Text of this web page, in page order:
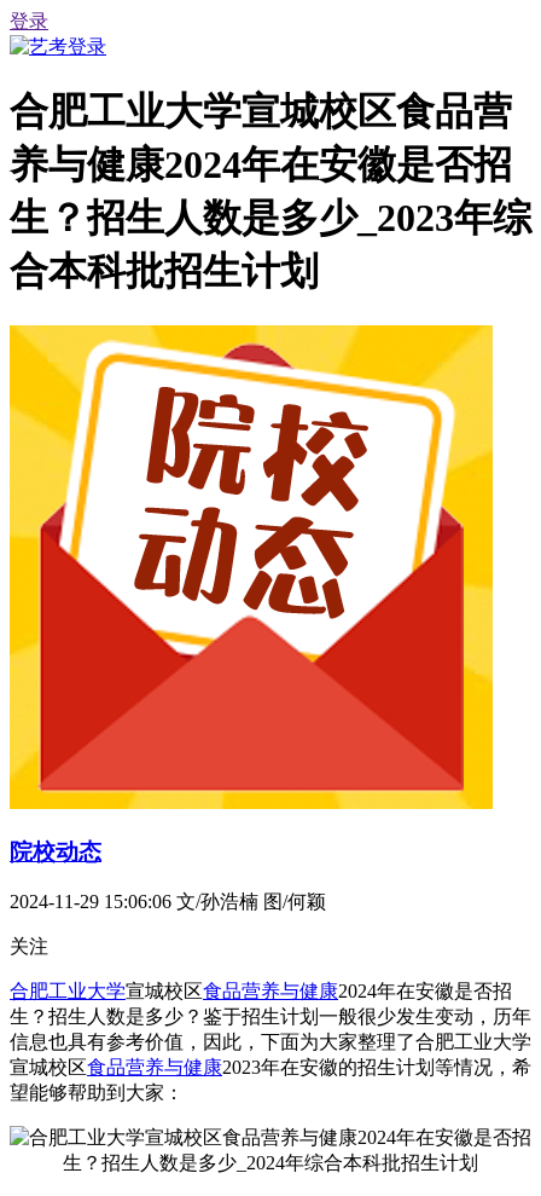
登录
合肥工业大学宣城校区食品营
养与健康2024年在安徽是否招
生？招生人数是多少_2023年综
合本科批招生计划
院校动态
2024-11-29 15:06:06 文/孙浩楠 图/何颖
关注
合肥工业大学宣城校区食品营养与健康2024年在安徽是否招
生？招生人数是多少？鉴于招生计划一般很少发生变动，历年
信息也具有参考价值，因此，下面为大家整理了合肥工业大学
宣城校区食品营养与健康2023年在安徽的招生计划等情况，希
望能够帮助到大家：